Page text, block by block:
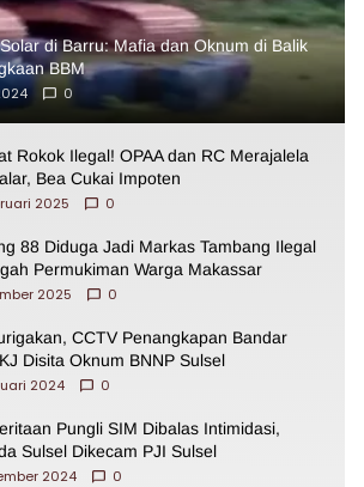
di Barru: Mafia dan Oknum di Balik
BBM
0
Rokok Ilegal! OPAA dan RC Merajalela
Bea Cukai Impoten
2025
0
88 Diduga Jadi Markas Tambang Ilegal
Permukiman Warga Makassar
2025
0
CCTV Penangkapan Bandar
Disita Oknum BNNP Sulsel
2024
0
Pungli SIM Dibalas Intimidasi,
Sulsel Dikecam PJI Sulsel
2024
0